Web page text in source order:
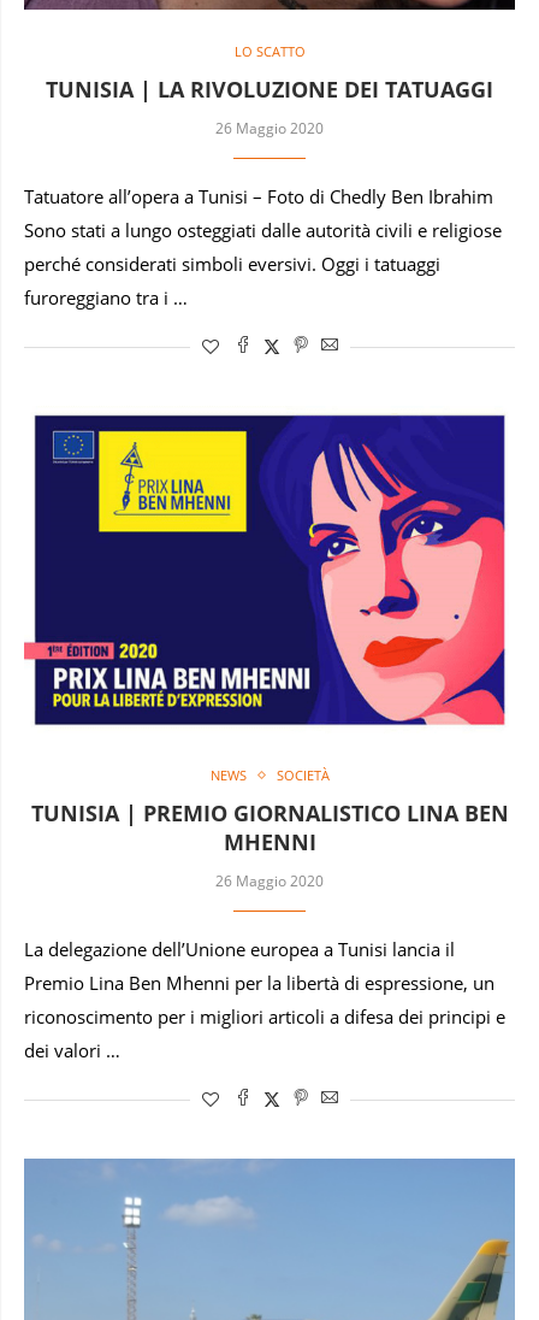
LO SCATTO
TUNISIA | LA RIVOLUZIONE DEI TATUAGGI
26 Maggio 2020
Tatuatore all’opera a Tunisi – Foto di Chedly Ben Ibrahim
Sono stati a lungo osteggiati dalle autorità civili e religiose
perché considerati simboli eversivi. Oggi i tatuaggi
furoreggiano tra i …
NEWS SOCIETÀ
TUNISIA | PREMIO GIORNALISTICO LINA BEN
MHENNI
26 Maggio 2020
La delegazione dell’Unione europea a Tunisi lancia il
Premio Lina Ben Mhenni per la libertà di espressione, un
riconoscimento per i migliori articoli a difesa dei principi e
dei valori …